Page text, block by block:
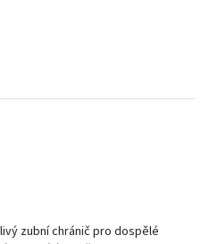
zubní chránič pro dospělé